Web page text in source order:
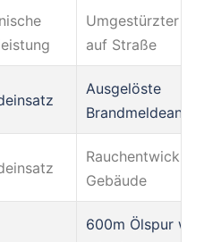
Umgestürzter
auf Straße
Ausgelöste
Gebäude
600m Ölspur